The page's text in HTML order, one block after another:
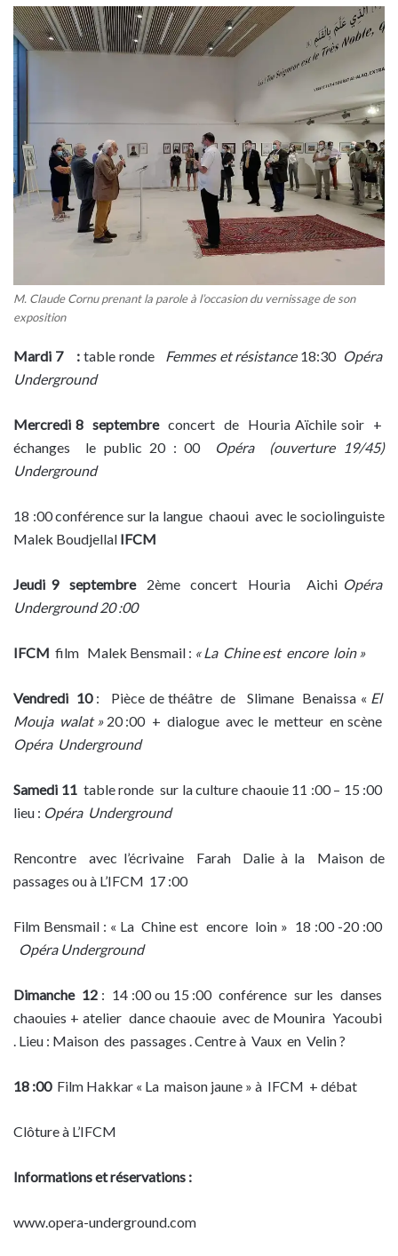
M. Claude Cornu prenant la parole à l’occasion du vernissage de son
exposition
Mardi 7 :table ronde Femmes et résistance 18:30 Opéra
Underground
Mercredi 8 septembreconcert de Houria Aïchile soir +
échanges le public 20 : 00 Opéra (ouverture 19/45)
Underground
18 :00 conférence sur la langue chaoui avec le sociolinguiste
Malek Boudjellal IFCM
Jeudi 9 septembre2ème concert Houria Aichi Opéra
Underground 20 :00
IFCM film Malek Bensmail : « La Chine est encore loin »
Vendredi 10: Pièce de théâtre de Slimane Benaissa « El
Mouja walat »20 :00 + dialogue avec le metteur en scène
Opéra Underground
Samedi 11 table ronde sur la culture chaouie 11 :00 – 15 :00
lieu : Opéra Underground
Rencontre avec l’écrivaine Farah Dalie à la Maison de
passages ou à L’IFCM 17 :00
Film Bensmail : « La Chine est encore loin » 18 :00 -20 :00
Opéra Underground
Dimanche 12: 14 :00 ou 15 :00 conférence sur les danses
chaouies + atelier dance chaouie avec de Mounira Yacoubi
. Lieu : Maison des passages . Centre à Vaux en Velin ?
18 :00Film Hakkar « La maison jaune » à IFCM + débat
Clôture à L’IFCM
Informations et réservations :
www.opera-underground.com